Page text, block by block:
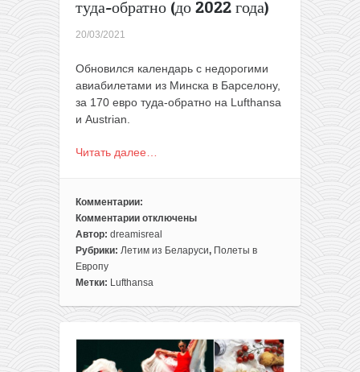
туда-обратно (до 2022 года)
20/03/2021
Обновился календарь с недорогими
авиабилетами из Минска в Барселону,
за 170 евро туда-обратно на Lufthansa
и Austrian.
Читать далее…
Комментарии:
Комментарии
к
записи
Lufthansa
и
Барселона
отключены
Автор: dreamisreal
Рубрики: Летим из Беларуси, Полеты в
Европу
Метки: Lufthansa